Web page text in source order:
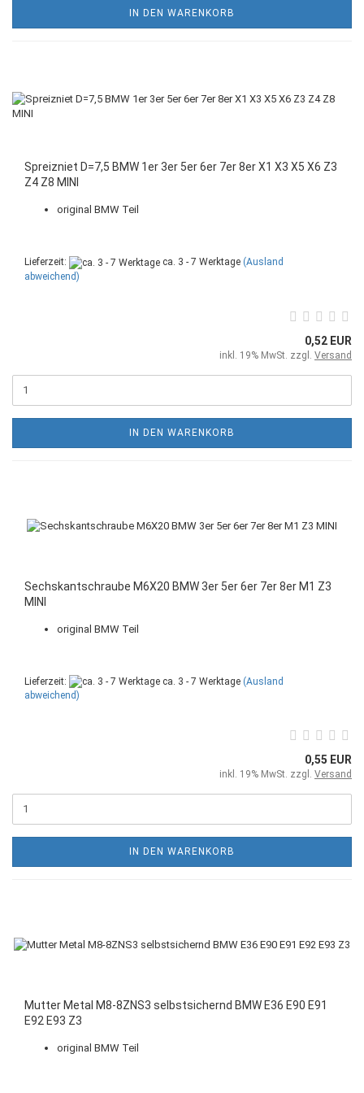
IN DEN WARENKORB
Spreizniet D=7,5 BMW 1er 3er 5er 6er 7er 8er X1 X3 X5 X6 Z3
Z4 Z8 MINI
original BMW Teil
Lieferzeit: ca. 3 - 7 Werktage (Ausland
abweichend)
0,52 EUR
inkl. 19% MwSt. zzgl. Versand
IN DEN WARENKORB
Sechskantschraube M6X20 BMW 3er 5er 6er 7er 8er M1 Z3
MINI
original BMW Teil
Lieferzeit: ca. 3 - 7 Werktage (Ausland
abweichend)
0,55 EUR
inkl. 19% MwSt. zzgl. Versand
IN DEN WARENKORB
Mutter Metal M8-8ZNS3 selbstsichernd BMW E36 E90 E91
E92 E93 Z3
original BMW Teil